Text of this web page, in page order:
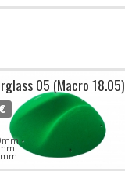
05 (Macro 18.05)